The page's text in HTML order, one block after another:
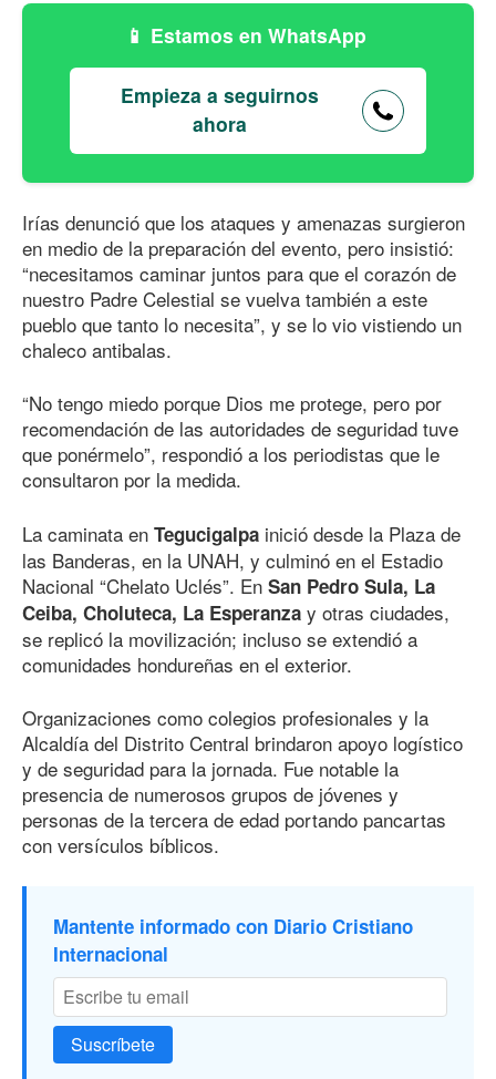
Estamos en WhatsApp
Empieza a seguirnos
ahora
Irías denunció que los ataques y amenazas surgieron
en medio de la preparación del evento, pero insistió:
“necesitamos caminar juntos para que el corazón de
nuestro Padre Celestial se vuelva también a este
pueblo que tanto lo necesita”, y se lo vio vistiendo un
chaleco antibalas.
“No tengo miedo porque Dios me protege, pero por
recomendación de las autoridades de seguridad tuve
que ponérmelo”, respondió a los periodistas que le
consultaron por la medida.
La caminata en Tegucigalpa inició desde la Plaza de
las Banderas, en la UNAH, y culminó en el Estadio
Nacional “Chelato Uclés”. En San Pedro Sula, La
Ceiba, Choluteca, La Esperanza y otras ciudades,
se replicó la movilización; incluso se extendió a
comunidades hondureñas en el exterior.
Organizaciones como colegios profesionales y la
Alcaldía del Distrito Central brindaron apoyo logístico
y de seguridad para la jornada. Fue notable la
presencia de numerosos grupos de jóvenes y
personas de la tercera de edad portando pancartas
con versículos bíblicos.
Mantente informado con Diario Cristiano
Internacional
Suscríbete